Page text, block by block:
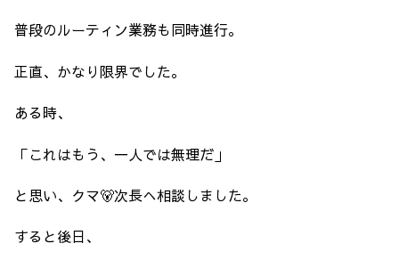
普段のルーティン業務も同時進行。
正直、かなり限界でした。
ある時、
「これはもう、一人では無理だ」
と思い、クマ🐻次長へ相談しました。
すると後日、